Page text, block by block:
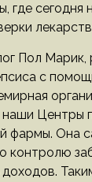
где
Пол Марик,
с
Центры
фармы. Она
контролю